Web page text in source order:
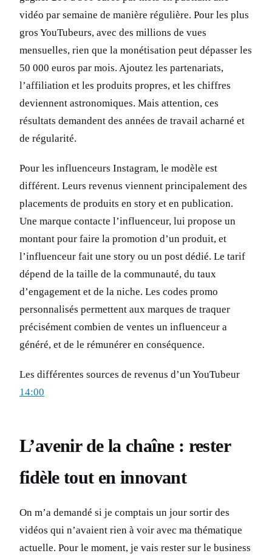
vidéo par semaine de manière régulière. Pour les plus
gros YouTubeurs, avec des millions de vues
mensuelles, rien que la monétisation peut dépasser les
50 000 euros par mois. Ajoutez les partenariats,
l’affiliation et les produits propres, et les chiffres
deviennent astronomiques. Mais attention, ces
résultats demandent des années de travail acharné et
de régularité.
Pour les influenceurs Instagram, le modèle est
différent. Leurs revenus viennent principalement des
placements de produits en story et en publication.
Une marque contacte l’influenceur, lui propose un
montant pour faire la promotion d’un produit, et
l’influenceur fait une story ou un post dédié. Le tarif
dépend de la taille de la communauté, du taux
d’engagement et de la niche. Les codes promo
personnalisés permettent aux marques de traquer
précisément combien de ventes un influenceur a
généré, et de le rémunérer en conséquence.
Les différentes sources de revenus d’un YouTubeur
14:00
L’avenir de la chaîne : rester
fidèle tout en innovant
On m’a demandé si je comptais un jour sortir des
vidéos qui n’avaient rien à voir avec ma thématique
actuelle. Pour le moment, je vais rester sur le business